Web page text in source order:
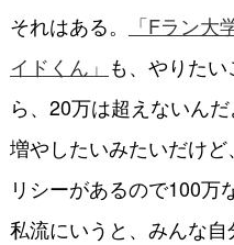
それはある。
「Fラン
イドくん」 も、やりた
ら、20万は超えないん
増やしたいみたいだけ
リシーがあるので100万
私流にいうと、みんな